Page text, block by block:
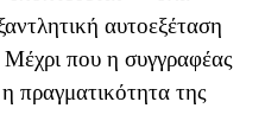
αυτοεξέταση
που η συγγραφέας
πραγματικότητα της